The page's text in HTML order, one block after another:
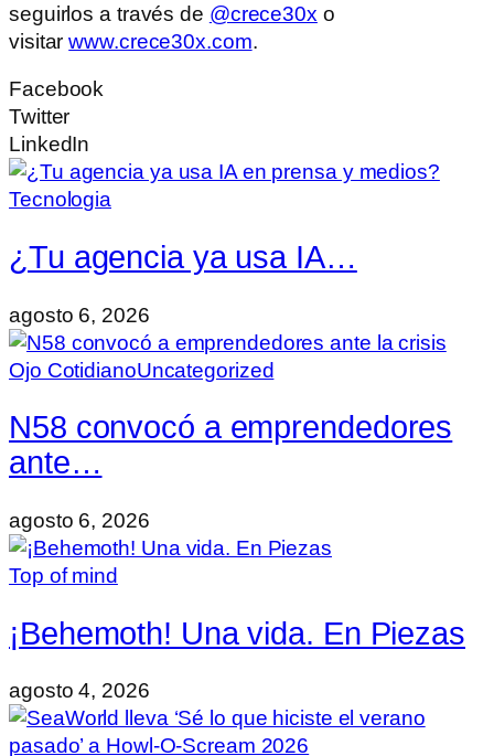
seguirlos a través de @crece30x o
visitarwww.crece30x.com.
Facebook
Twitter
LinkedIn
Tecnologia
¿Tu agencia ya usa IA…
agosto 6, 2026
Ojo CotidianoUncategorized
N58 convocó a emprendedores
ante…
agosto 6, 2026
Top of mind
¡Behemoth! Una vida. En Piezas
agosto 4, 2026